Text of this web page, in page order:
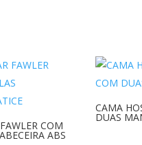
COM
ABS
CAMA
DUAS